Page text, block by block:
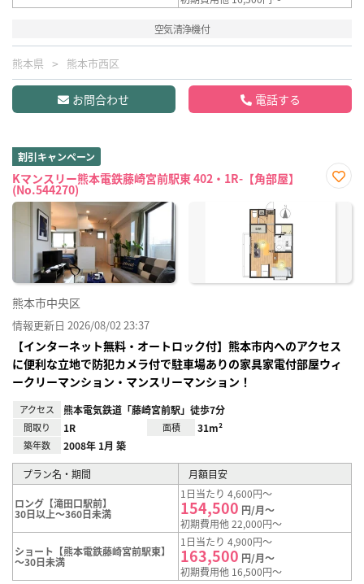
空気清浄機付
熊本県 熊本市西区
お問合わせ 電話する
割引キャンペーン
Kマンスリー熊本電鉄藤崎宮前駅東 402・1R-【角部屋】
(No.544270)
に入
熊本市中央区
情報更新日 2026/08/02 23:37
【インターネット無料・オートロック付】熊本市内へのアクセス
に便利な立地で防犯カメラ付で駐車場ありの家具家電付部屋ウィ
ークリーマンション・マンスリーマンション！
アクセス 熊本電気鉄道「藤崎宮前駅」徒歩7分
間取り 1R 面積 31m²
築年数 2008年 1月 築
プラン名・期間 月額目安
ロング【滝田口駅前】
30日以上～360日未満
1日当たり 4,600円～
154,500 円/月～
初期費用他 22,000円～
ショート【熊本電鉄藤崎宮前駅東】
～30日未満
1日当たり 4,900円～
163,500 円/月～
初期費用他 16,500円～